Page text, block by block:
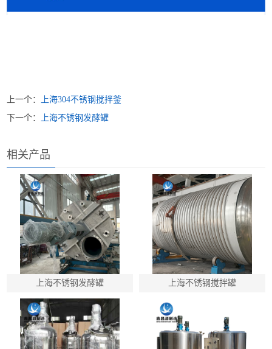
上一个：
上海304不锈钢搅拌釜
下一个：
上海不锈钢发酵罐
相关产品
上海不锈钢发酵罐 上海不锈钢搅拌罐